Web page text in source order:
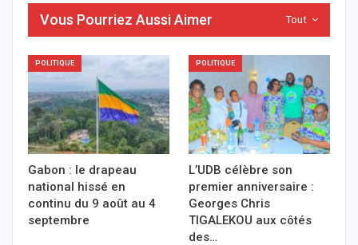
Tout
Vous Pourriez Aussi Aimer
POLITIQUE
Gabon : le drapeau
national hissé en
continu du 9 août au 4
septembre
POLITIQUE
L’UDB célèbre son
premier anniversaire :
Georges Chris
TIGALEKOU aux côtés
des…